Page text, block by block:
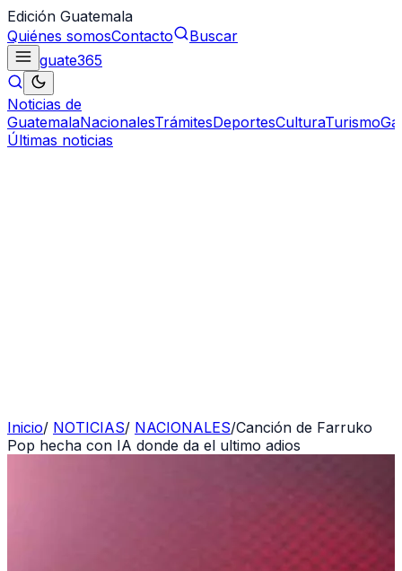
Edición Guatemala
Quiénes somosContacto
Buscar
guate365
Noticias de
GuatemalaNacionalesTrámitesDeportesCulturaTurismo
Últimas noticias
Inicio/ NOTICIAS/ NACIONALES/Canción de Farruko
Pop hecha con IA donde da el ultimo adios